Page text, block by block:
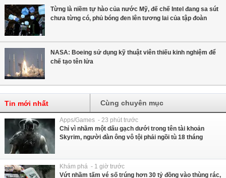
Từng là niềm tự hào của nước Mỹ, đế chế Intel đang sa sút
chưa từng có, phủ bóng đen lên tương lai của tập đoàn
NASA: Boeing sử dụng kỹ thuật viên thiếu kinh nghiệm để
chế tạo tên lửa
Tin mới nhất Cùng chuyên mục
Apps/Games - 23 phút trước
Chỉ vì nhầm một dấu gạch dưới trong tên tài khoản
Skyrim, người đàn ông vô tội phải ngồi tù 18 tháng
Khám phá - 1 giờ trước
Vứt nhầm tấm vé số trúng hơn 30 tỷ đồng vào thùng rác,